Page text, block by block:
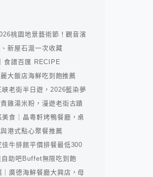
桃園地景藝術節！觀音濱
新屋石滬一次收藏
食譜百匯 RECIPE
大飯店海鮮吃到飽推薦
峽老街半日遊，2026藍染夢
雞湯米粉，漫遊老街古蹟
食｜晶粵軒烤鴨餐廳，桌
港式點心聚餐推薦
佳牛排館平價排餐最低300
自助吧Buffet無限吃到飽
廣德海鮮餐廳大興店，母